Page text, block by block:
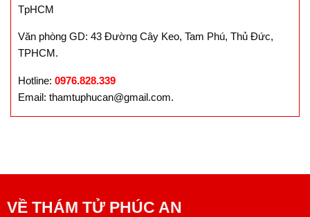
TpHCM
Văn phòng GD: 43 Đường Cây Keo, Tam Phú, Thủ Đức,
TPHCM.
Hotline: 0976.828.339
Email: thamtuphucan@gmail.com.
VỀ THÁM TỬ PHÚC AN